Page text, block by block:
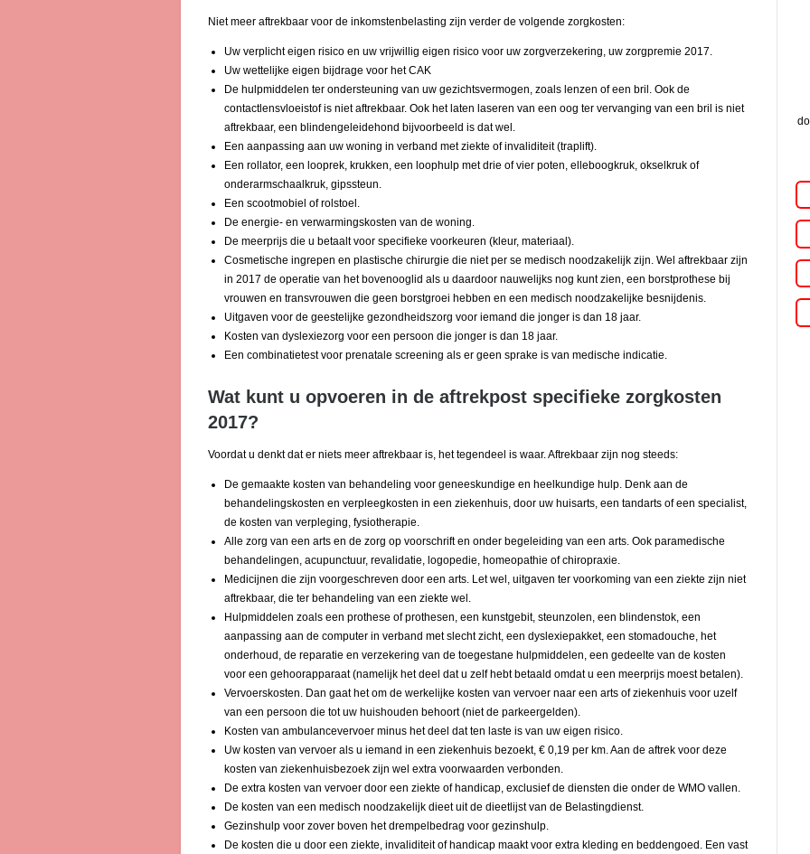
Niet meer aftrekbaar voor de inkomstenbelasting zijn verder de volgende zorgkosten:
Uw verplicht eigen risico en uw vrijwillig eigen risico voor uw zorgverzekering, uw zorgpremie 2017.
Uw wettelijke eigen bijdrage voor het CAK
De hulpmiddelen ter ondersteuning van uw gezichtsvermogen, zoals lenzen of een bril. Ook de
contactlensvloeistof is niet aftrekbaar. Ook het laten laseren van een oog ter vervanging van een bril is niet
aftrekbaar, een blindengeleidehond bijvoorbeeld is dat wel.
Een aanpassing aan uw woning in verband met ziekte of invaliditeit (traplift).
Een rollator, een looprek, krukken, een loophulp met drie of vier poten, elleboogkruk, okselkruk of
onderarmschaalkruk, gipssteun.
Een scootmobiel of rolstoel.
De energie- en verwarmingskosten van de woning.
De meerprijs die u betaalt voor specifieke voorkeuren (kleur, materiaal).
Cosmetische ingrepen en plastische chirurgie die niet per se medisch noodzakelijk zijn. Wel aftrekbaar zijn
in 2017 de operatie van het bovenooglid als u daardoor nauwelijks nog kunt zien, een borstprothese bij
vrouwen en transvrouwen die geen borstgroei hebben en een medisch noodzakelijke besnijdenis.
Uitgaven voor de geestelijke gezondheidszorg voor iemand die jonger is dan 18 jaar.
Kosten van dyslexiezorg voor een persoon die jonger is dan 18 jaar.
Een combinatietest voor prenatale screening als er geen sprake is van medische indicatie.
Wat kunt u opvoeren in de aftrekpost specifieke zorgkosten
2017?
Voordat u denkt dat er niets meer aftrekbaar is, het tegendeel is waar. Aftrekbaar zijn nog steeds:
De gemaakte kosten van behandeling voor geneeskundige en heelkundige hulp. Denk aan de
behandelingskosten en verpleegkosten in een ziekenhuis, door uw huisarts, een tandarts of een specialist,
de kosten van verpleging, fysiotherapie.
Alle zorg van een arts en de zorg op voorschrift en onder begeleiding van een arts. Ook paramedische
behandelingen, acupunctuur, revalidatie, logopedie, homeopathie of chiropraxie.
Medicijnen die zijn voorgeschreven door een arts. Let wel, uitgaven ter voorkoming van een ziekte zijn niet
aftrekbaar, die ter behandeling van een ziekte wel.
Hulpmiddelen zoals een prothese of prothesen, een kunstgebit, steunzolen, een blindenstok, een
aanpassing aan de computer in verband met slecht zicht, een dyslexiepakket, een stomadouche, het
onderhoud, de reparatie en verzekering van de toegestane hulpmiddelen, een gedeelte van de kosten
voor een gehoorapparaat (namelijk het deel dat u zelf hebt betaald omdat u een meerprijs moest betalen).
Vervoerskosten. Dan gaat het om de werkelijke kosten van vervoer naar een arts of ziekenhuis voor uzelf
van een persoon die tot uw huishouden behoort (niet de parkeergelden).
Kosten van ambulancevervoer minus het deel dat ten laste is van uw eigen risico.
Uw kosten van vervoer als u iemand in een ziekenhuis bezoekt, € 0,19 per km. Aan de aftrek voor deze
kosten van ziekenhuisbezoek zijn wel extra voorwaarden verbonden.
De extra kosten van vervoer door een ziekte of handicap, exclusief de diensten die onder de WMO vallen.
De kosten van een medisch noodzakelijk dieet uit de dieetlijst van de Belastingdienst.
Gezinshulp voor zover boven het drempelbedrag voor gezinshulp.
De kosten die u door een ziekte, invaliditeit of handicap maakt voor extra kleding en beddengoed. Een vast